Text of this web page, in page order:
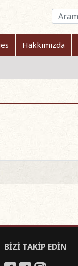
Hakkımızda
BİZİ TAKİP EDİN